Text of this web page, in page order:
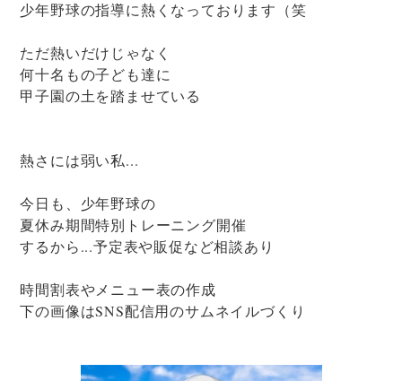
少年野球の指導に熱くなっております（笑
ただ熱いだけじゃなく
何十名もの子ども達に
甲子園の土を踏ませている
熱さには弱い私...
今日も、少年野球の
夏休み期間特別トレーニング開催
するから...予定表や販促など相談あり
時間割表やメニュー表の作成
下の画像はSNS配信用のサムネイルづくり